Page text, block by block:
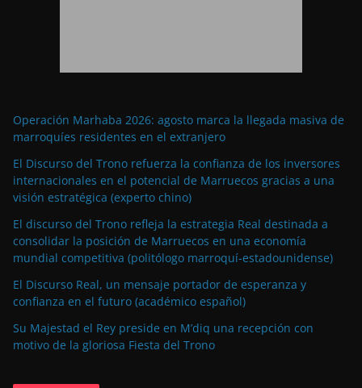
Operación Marhaba 2026: agosto marca la llegada masiva de
marroquíes residentes en el extranjero
El Discurso del Trono refuerza la confianza de los inversores
internacionales en el potencial de Marruecos gracias a una
visión estratégica (experto chino)
El discurso del Trono refleja la estrategia Real destinada a
consolidar la posición de Marruecos en una economía
mundial competitiva (politólogo marroquí-estadounidense)
El Discurso Real, un mensaje portador de esperanza y
confianza en el futuro (académico español)
Su Majestad el Rey preside en M’diq una recepción con
motivo de la gloriosa Fiesta del Trono